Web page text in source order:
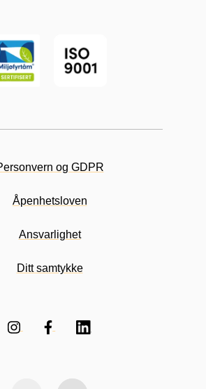
og GDPR
Åpenhetsloven
Ansvarlighet
Ditt samtykke